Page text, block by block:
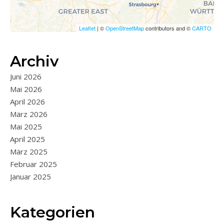
Leaflet| ©OpenStreetMapcontributors and ©CARTO
Archiv
Juni 2026
Mai 2026
April 2026
März 2026
Mai 2025
April 2025
März 2025
Februar 2025
Januar 2025
Kategorien